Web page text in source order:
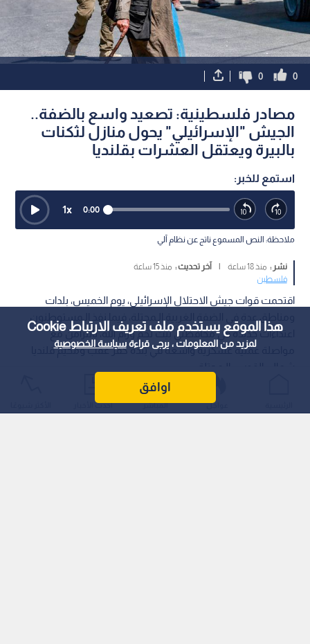
هذا الموقع يستخدم ملف تعريف الارتباط Cookie
لمزيد من المعلومات ، يرجى قراءةسياسة الخصوصية
اوافق
0
0
مصادر فلسطينية: تصعيد واسع بالضفة..
الجيش "الإسرائيلي" يحول منازل لثكنات
بالبيرة ويعتقل العشرات بقلنديا
استمع للخبر:
0:00
1x
ملاحظة: النص المسموع ناتج عن نظام آلي
نشر : منذ 18 ساعة | آخر تحديث : منذ 15 ساعة
فلسطين
اقتحمت قوات جيش الاحتلال الإسرائيلي، يوم الخميس، بلدات
اعتداءات جديدة في محافظتي بيت لحم ورام الله، بالتزامن مع
مواصلة عملية عسكرية واسعة في بلدة كفر عقب ومخيم قلنديا
عواجل المباشر أحدث الأخبار